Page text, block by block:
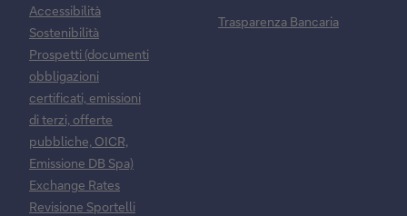
Accessibilità
Sostenibilità
Prospetti (documenti
obbligazioni
certificati, emissioni
di terzi, offerte
pubbliche, OICR,
Emissione DB Spa)
Exchange Rates
Revisione Sportelli
Trasparenza Bancaria